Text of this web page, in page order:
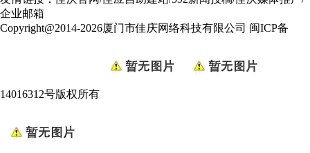
企业邮箱
Copyright@2014-2026厦门市佳庆网络科技有限公司 闽ICP备
14016312号版权所有